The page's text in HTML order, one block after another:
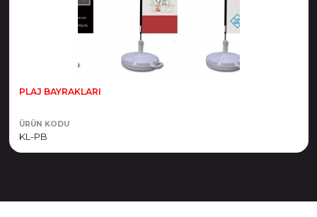
PLAJ BAYRAKLARI
ÜRÜN KODU
KL-PB